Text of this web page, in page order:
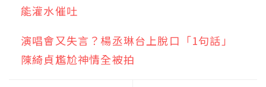
能灌水催吐
演唱會又失言？楊丞琳台上脫口「1句話」
陳綺貞尷尬神情全被拍